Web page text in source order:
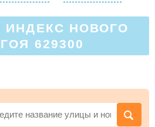
НОВОГО
629300